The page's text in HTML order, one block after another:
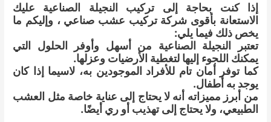
إذا كنت بحاجة إلى تركيب النجيلة الصناعية عليك
الاستعانة بأقوى شركة تركيب عشب صناعي ، وإليكم ما
يخص ذلك فيما يلي:
تعتبر النجيلة الصناعية من أسهل وأوفر الحلول التي
يمكنك اللجوء إليها لتغطية الأرضيات وعزلها.
كما توفر أمان تام للأفراد الموجودين به، لاسيما إذا كان
يوجد به أطفال.
من أبرز مميزاته أنه لا يحتاج إلى عناية خاصة مثل العشب
الطبيعي، ولا يحتاج إلى تهذيب أو ري أيضًا.